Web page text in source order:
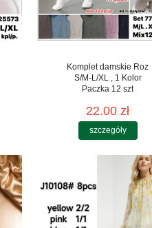
Komplet damskie Roz
S/M-L/XL , 1 Kolor
Paczka 12 szt
22.00 zł
szczegóły